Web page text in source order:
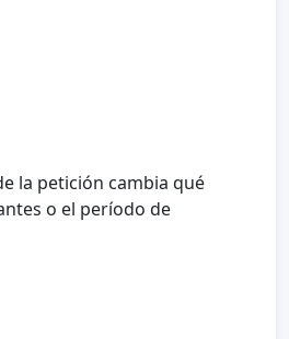
la petición cambia qué
o el período de